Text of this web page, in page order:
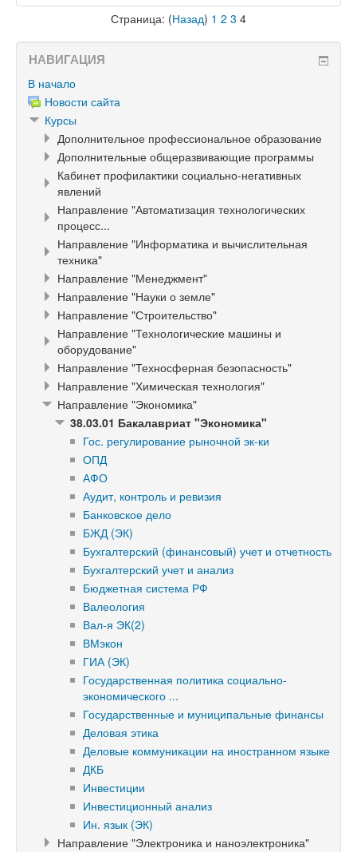
Страница: (Назад) 1 2 3 4
НАВИГАЦИЯ
В начало
Новости сайта
Курсы
Дополнительное профессиональное образование
Дополнительные общеразвивающие программы
Кабинет профилактики социально-негативных
явлений
Направление "Автоматизация технологических
процесс...
Направление "Информатика и вычислительная
техника"
Направление "Менеджмент"
Направление "Науки о земле"
Направление "Строительство"
Направление "Технологические машины и
оборудование"
Направление "Техносферная безопасность"
Направление "Химическая технология"
Направление "Экономика"
38.03.01 Бакалавриат "Экономика"
Гос. регулирование рыночной эк-ки
ОПД
АФО
Аудит, контроль и ревизия
Банковское дело
БЖД (ЭК)
Бухгалтерский (финансовый) учет и отчетность
Бухгалтерский учет и анализ
Бюджетная система РФ
Валеология
Вал-я ЭК(2)
ВМэкон
ГИА (ЭК)
Государственная политика социально-
экономического ...
Государственные и муниципальные финансы
Деловая этика
Деловые коммуникации на иностранном языке
ДКБ
Инвестиции
Инвестиционный анализ
Ин. язык (ЭК)
Направление "Электроника и наноэлектроника"